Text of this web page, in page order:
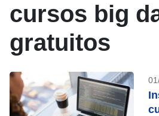
cursos big
gratuitos